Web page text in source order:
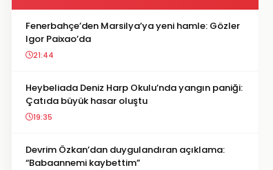
Fenerbahçe’den Marsilya’ya yeni hamle: Gözler
Igor Paixao’da
21:44
Heybeliada Deniz Harp Okulu’nda yangın paniği:
Çatıda büyük hasar oluştu
19:35
Devrim Özkan’dan duygulandıran açıklama:
“Babaannemi kaybettim”